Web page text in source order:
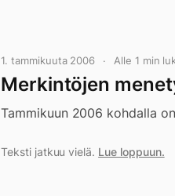
1. tammikuuta 2006 Alle 1 min
Merkintöjen
Tammikuun 2006 kohdalla
Teksti jatkuu vielä. Lue loppuun.